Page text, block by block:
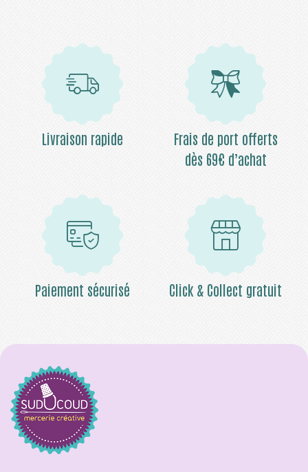
Livraison rapide
Frais de port offerts
dès 69€ d’achat
Paiement sécurisé Click & Collect gratuit